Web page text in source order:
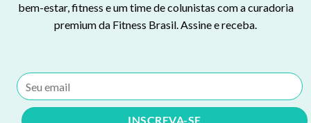
bem-estar, fitness e um time de colunistas com a curadoria
premium da Fitness Brasil. Assine e receba.